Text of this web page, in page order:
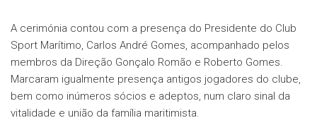
A cerimónia contou com a presença do Presidente do Club
Sport Marítimo, Carlos André Gomes, acompanhado pelos
membros da Direção Gonçalo Romão e Roberto Gomes.
Marcaram igualmente presença antigos jogadores do clube,
bem como inúmeros sócios e adeptos, num claro sinal da
vitalidade e união da família maritimista.